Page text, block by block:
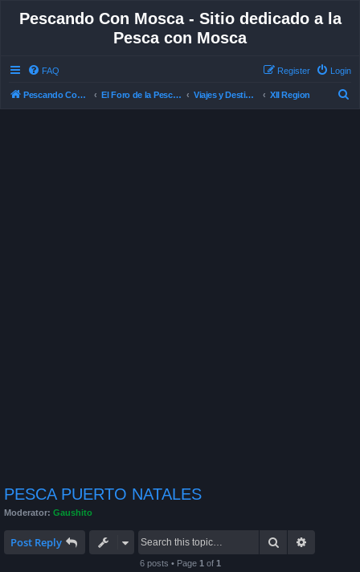
Pescando Con Mosca - Sitio dedicado a la
Pesca con Mosca
FAQ Login
Register
Pescando Con Mosca El Foro de la Pesca con Mosca en Chile Viajes y Destinos de Pesca XII Region
PESCA PUERTO NATALES
Moderator: Gaushito
Post Reply Search
6 posts • Page 1 of 1